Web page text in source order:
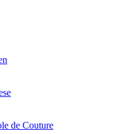
de Couture